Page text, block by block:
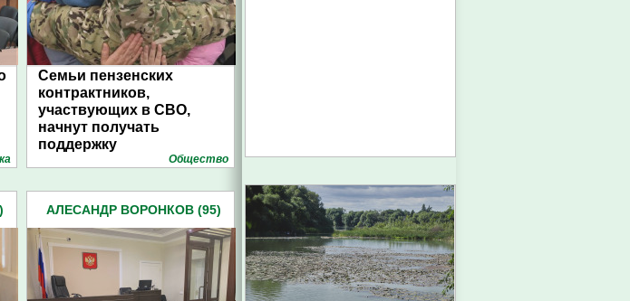
Семьи пензенских
контрактников,
участвующих в СВО,
начнут получать
поддержку
Общество
АЛЕСАНДР ВОРОНКОВ (95)